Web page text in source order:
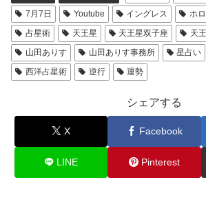
7月7日
Youtube イングレス ホ
占星術
天王星 天王星双子座
天
山田ありす
山田ありす事務所 星占い
西洋占星術
逆行 運勢
シェアする
X Facebook
LINE Pinterest